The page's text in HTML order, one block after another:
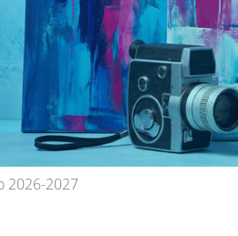
2026-2027